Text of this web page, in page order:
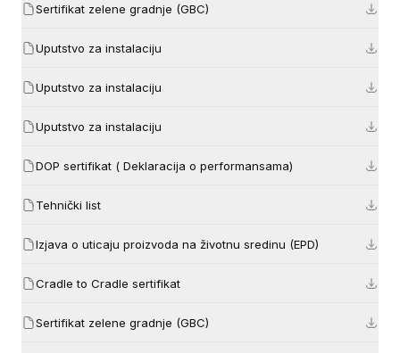
Sertifikat zelene gradnje (GBC)
Uputstvo za instalaciju
Uputstvo za instalaciju
Uputstvo za instalaciju
DOP sertifikat ( Deklaracija o performansama)
Tehnički list
Izjava o uticaju proizvoda na životnu sredinu (EPD)
Cradle to Cradle sertifikat
Sertifikat zelene gradnje (GBC)